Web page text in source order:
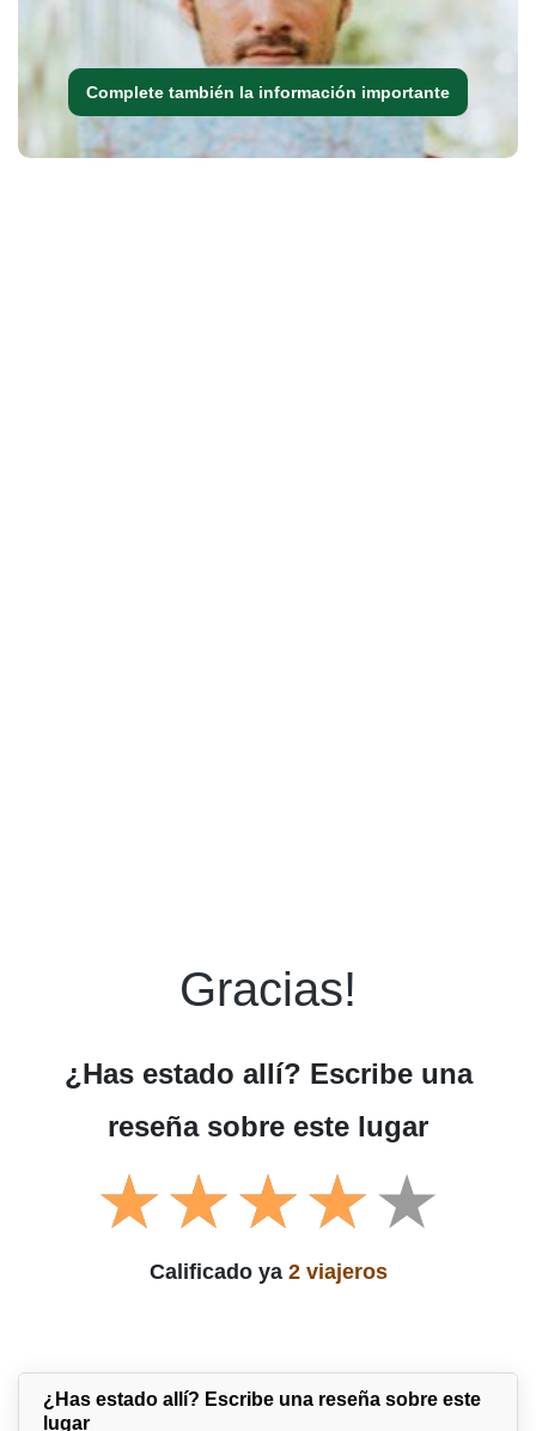
Complete también la información importante
Gracias!
¿Has estado allí? Escribe una
reseña sobre este lugar
Calificado ya 2 viajeros
¿Has estado allí? Escribe una reseña sobre este
lugar